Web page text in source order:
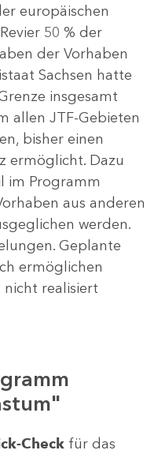
europäischen
50 % der
der Vorhaben
Sachsen hatte
insgesamt
allen JTF-Gebieten
bisher einen
ermöglicht. Dazu
im Programm
aus anderen
werden.
Geplante
ermöglichen
nicht realisiert
Check für das